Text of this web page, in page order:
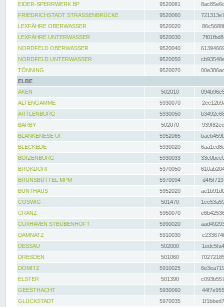
EIDER-SPERRWERK BP
9520081
FRIEDRICHSTADT STRASSENBRÜCKE
9520060
LEXFÄHRE OBERWASSER
9520020
LEXFÄHRE UNTERWASSER
9520030
NORDFELD OBERWASSER
9520040
NORDFELD UNTERWASSER
9520050
TÖNNING
9520070
ELBE
AKEN
502010
ALTENGAMME
5930070
ARTLENBURG
5930050
BARBY
502070
BLANKENESE UF
5952065
BLECKEDE
5930020
BOIZENBURG
5930033
BROKDORF
5970050
BRUNSBÜTTEL MPM
5970094
BUNTHAUS
5952020
COSWIG
501470
CRANZ
5950070
CUXHAVEN STEUBENHÖFT
5990020
DAMNATZ
5910030
DESSAU
502000
DRESDEN
501060
DÖMITZ
5910025
ELSTER
501390
GEESTHACHT
5930060
GLÜCKSTADT
5970035